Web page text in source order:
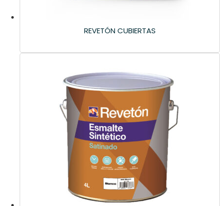
REVETÓN CUBIERTAS